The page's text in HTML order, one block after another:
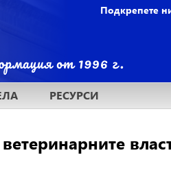
Подкрепете
РЕСУРСИ